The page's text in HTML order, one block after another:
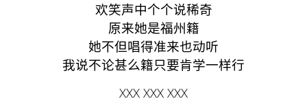
欢笑声中个个说稀奇
原来她是福州籍
她不但唱得准来也动听
我说不论甚么籍只要肯学一样行
XXX XXX XXX